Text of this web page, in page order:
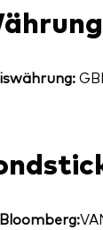
Bloomberg: